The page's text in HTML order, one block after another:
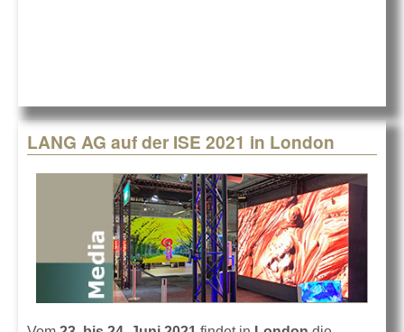
LANG AG auf der ISE 2021 in London